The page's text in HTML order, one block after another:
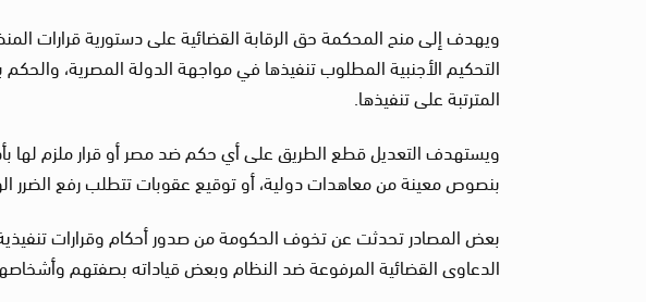
ويهدف إلى منح المحكمة حق الرقابة القضائية على دستورية قرارات
التحكيم الأجنبية المطلوب تنفيذها في مواجهة الدولة المصرية، والحكم
المترتبة على تنفيذها.
ويستهدف التعديل قطع الطريق على أي حكم ضد مصر أو قرار ملزم لها
بنصوص معينة من معاهدات دولية، أو توقيع عقوبات تتطلب رفع
بعض المصادر تحدثت عن تخوف الحكومة من صدور أحكام وقرارات
الدعاوى القضائية المرفوعة ضد النظام وبعض قياداته بصفتهم